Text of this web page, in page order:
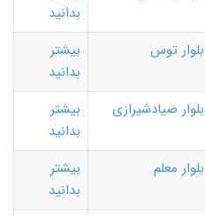
بدانید
بلوار توس
بیشتر
بدانید
بلوار صیادشیرازی
بیشتر
بدانید
بلوار معلم
بیشتر
بدانید